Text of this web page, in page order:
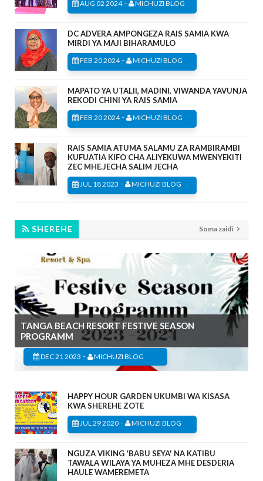
AUG 02 2024- MICHUZI BLOG
DC ADVERA AMPONGEZA RAIS SAMIA KWA
MIRDI YA MAJI BIHARAMULO
FEB 20 2024- MICHUZI BLOG
MAPATO YA UTALII, MADINI, VIWANDA YAVUNJA
REKODI CHINI YA RAIS SAMIA
FEB 20 2024- MICHUZI BLOG
RAIS SAMIA ATUMA SALAMU ZA RAMBIRAMBI
KUFUATIA KIFO CHA ALIYEKUWA MWENYEKITI
ZEC MHE.JECHA SALIM JECHA
JUL 18 2023 - MICHUZI BLOG
SHEREHE Soma zaidi
TANGA BEACH RESORT FESTIVE SEASON
PROGRAMM
DEC 21 2023 - MICHUZI BLOG
HAPPY HOUR GARDEN UKUMBI WA KISASA
KWA SHEREHE ZOTE
JUL 29 2020 - MICHUZI BLOG
NGUZA VIKING 'BABU SEYA' NA KATIBU
TAWALA WILAYA YA MUHEZA MHE DESDERIA
HAULE WAMEREMETA